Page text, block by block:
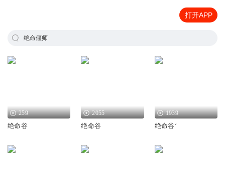
打开APP
绝命偃师
259
绝命谷
2055
绝命谷
1939
绝命谷‘